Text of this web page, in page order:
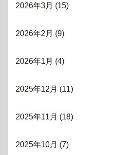
2026年3月 (15)
2026年2月 (9)
2026年1月 (4)
2025年12月 (11)
2025年11月 (18)
2025年10月 (7)